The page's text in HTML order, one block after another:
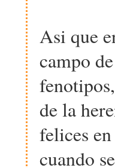
Asi que
campo
de la
felices
cuando